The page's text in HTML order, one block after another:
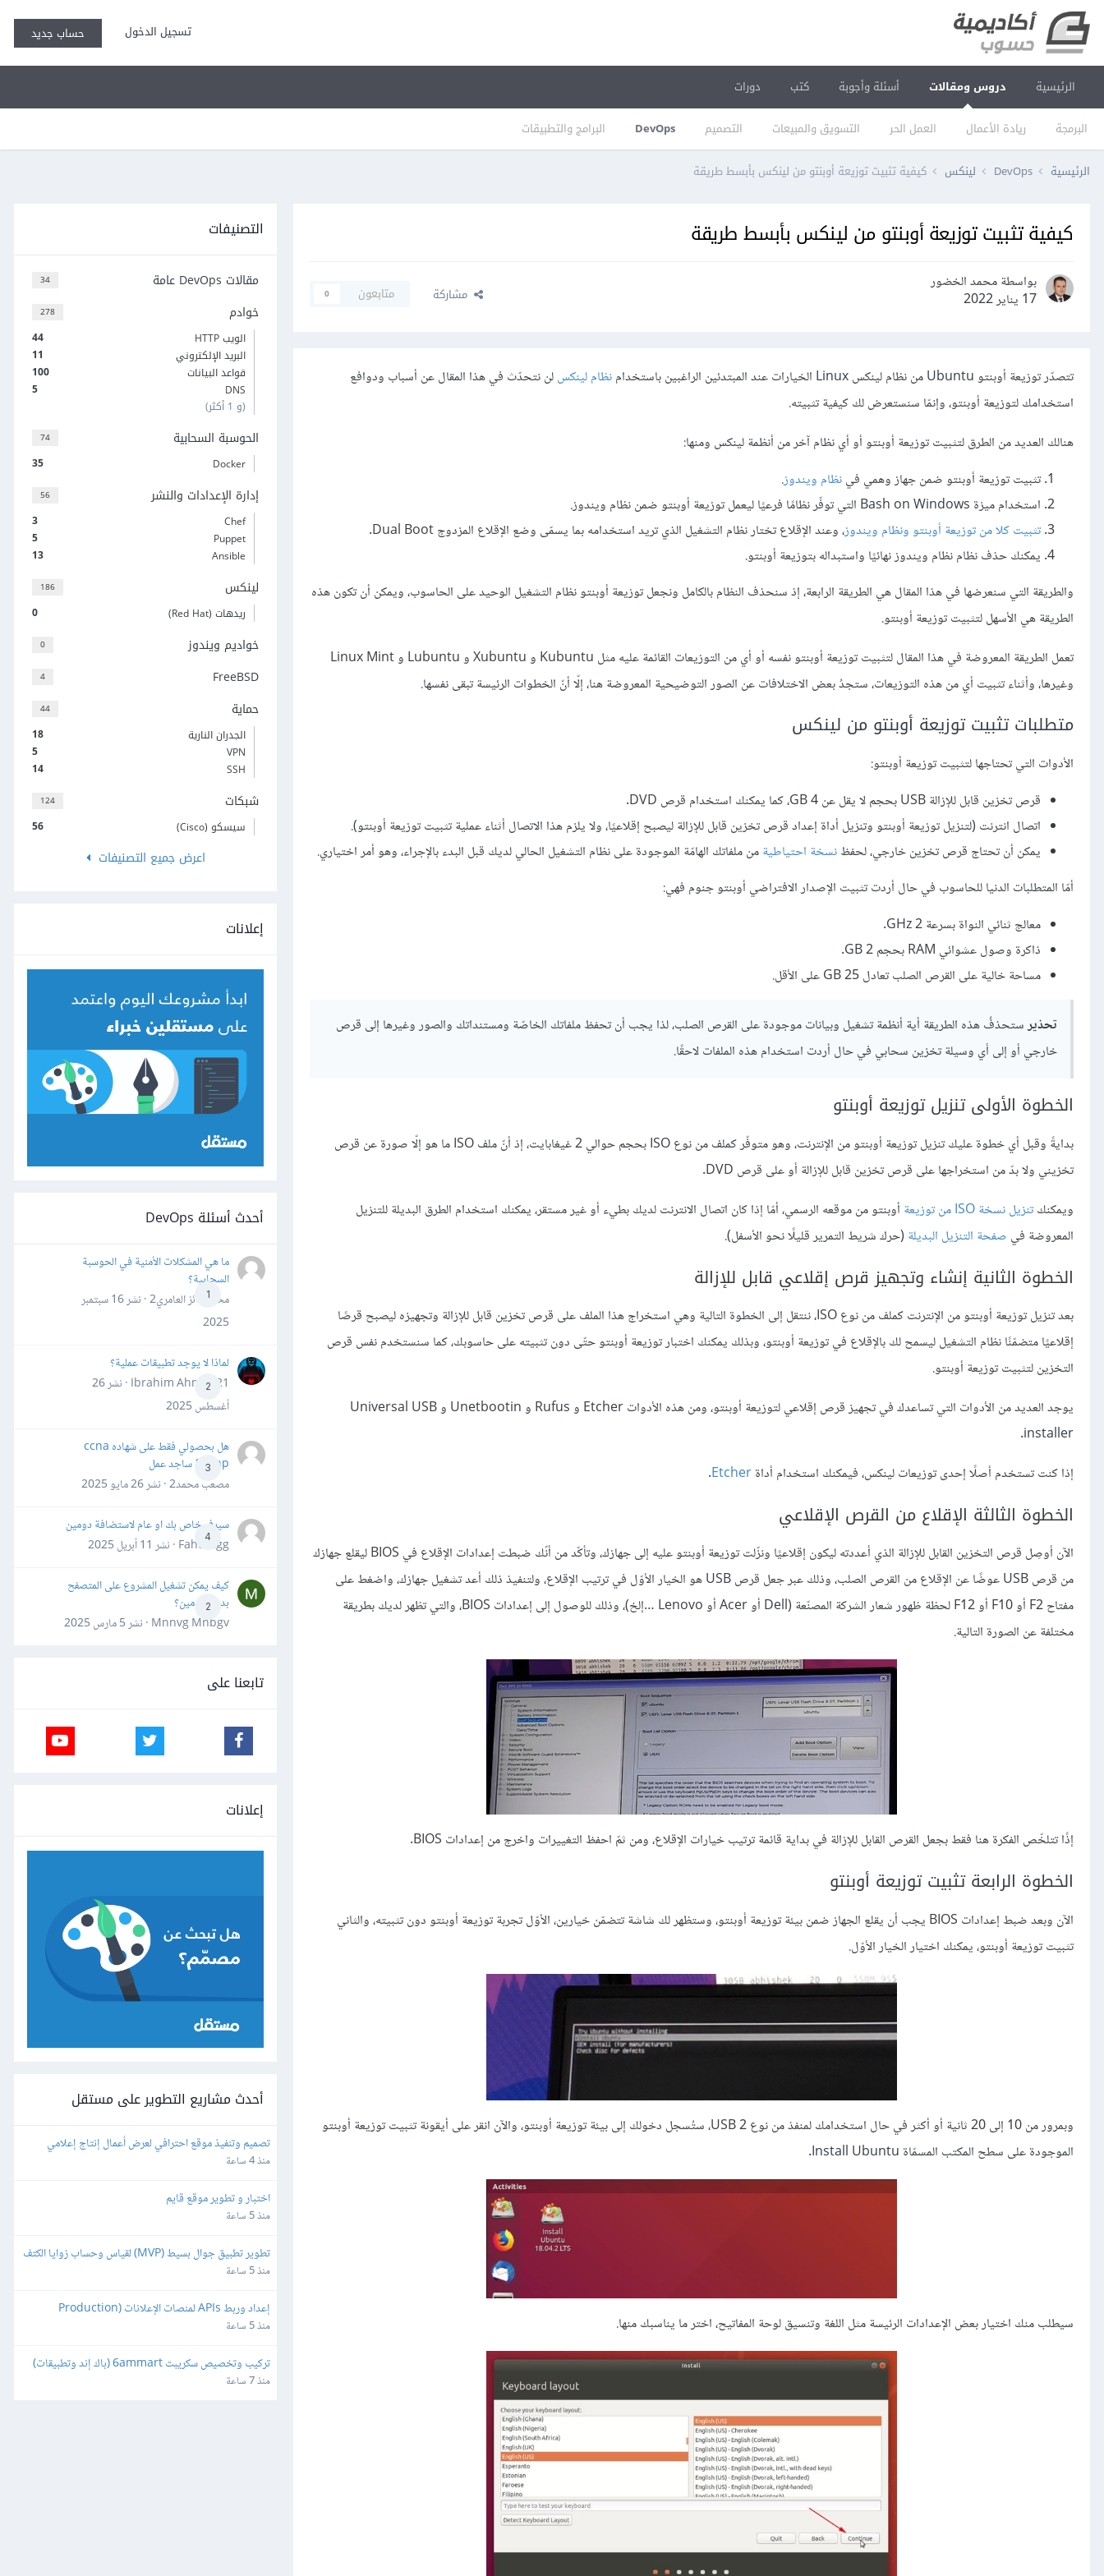
تسجيل الدخول حساب جديد
الرئيسية دروس ومقالات
البرمجة ريادة الأعمال العمل الحر التسويق والمبيعات التصميم DevOps البرامج والتطبيقات
أسئلة وأجوبة كتب دورات
الرئيسية DevOps لينكس كيفية تثبيت توزيعة أوبنتو من لينكس بأبسط طريقة
كيفية تثبيت توزيعة أوبنتو من لينكس بأبسط طريقة
بواسطة محمد الخضور
17 يناير 2022
مشاركة متابعون 0
تتصدّر توزيعة أوبنتو Ubuntu من نظام لينكس Linux الخيارات عند المبتدئين الراغبين باستخدام نظام لينكسلن نتحدّث في هذا المقال عن أسباب ودوافع
استخدامك لتوزيعة أوبنتو، وإنمّا سنستعرض لك كيفية تثبيته.
هنالك العديد من الطرق لتثبيت توزيعة أوبنتو أو أي نظام آخر من أنظمة لينكس ومنها:
تثبيت توزيعة أوبنتو ضمن جهاز وهمي فينظام ويندوز.
استخدام ميزة Bash on Windows التي توفّر نظامًا فرعيًا ليعمل توزيعة أوبنتو ضمن نظام ويندوز.
تثبيت كلا من توزيعة أوبنتو ونظام ويندوز، وعند الإقلاع تختار نظام التشغيل الذي تريد استخدامه بما يسمّى وضع الإقلاع المزدوج Dual Boot.
يمكنك حذف نظام نظام ويندوز نهائيًا واستبداله بتوزيعة أوبنتو.
والطريقة التي سنعرضها في هذا المقال هي الطريقة الرابعة، إذ سنحذف النظام بالكامل ونجعل توزيعة أوبنتو نظام التشغيل الوحيد على الحاسوب، ويمكن أن تكون هذه
الطريقة هي الأسهل لتثبيت توزيعة أوبنتو.
تعمل الطريقة المعروضة في هذا المقال لتثبيت توزيعة أوبنتو نفسه أو أي من التوزيعات القائمة عليه مثل Kubuntu و Xubuntu و Lubuntu و Linux Mint
وغيرها، وأثناء تثبيت أي من هذه التوزيعات، ستجدُ بعض الاختلافات عن الصور التوضيحية المعروضة هنا، إلّا أنّ الخطوات الرئيسة تبقى نفسها.
متطلبات تثبيت توزيعة أوبنتو من لينكس
الأدوات التي تحتاجها لتثبيت توزيعة أوبنتو:
قرص تخزين قابل للإزالة USB بحجم لا يقل عن 4 GB، كما يمكنك استخدام قرص DVD.
اتصال انترنت (لتنزيل توزيعة أوبنتو وتنزيل أداة إعداد قرص تخزين قابل للإزالة ليصبح إقلاعيًا، ولا يلزم هذا الاتصال أثناء عملية تثبيت توزيعة أوبنتو).
يمكن أن تحتاج قرص تخزين خارجي، لحفظنسخة احتياطيةمن ملفاتك الهامّة الموجودة على نظام التشغيل الحالي لديك قبل البدء بالإجراء، وهو أمر اختياري.
أمّا المتطلبات الدنيا للحاسوب في حال أردت تثبيت الإصدار الافتراضي أوبنتو جنوم فهي:
معالج ثنائي النواة بسرعة 2 GHz.
ذاكرة وصول عشوائي RAM بحجم 2 GB.
مساحة خالية على القرص الصلب تعادل 25 GB على الأقل.
تحذيرستحذفُ هذه الطريقة أية أنظمة تشغيل وبيانات موجودة على القرص الصلب، لذا يجب أن تحفظ ملفاتك الخاصّة ومستنداتك والصور وغيرها إلى قرص
خارجي أو إلى أي وسيلة تخزين سحابي في حال أردت استخدام هذه الملفات لاحقًا.
الخطوة الأولى تنزيل توزيعة أوبنتو
بدايةً وقبل أي خطوة عليك تنزيل توزيعة أوبنتو من الإنترنت، وهو متوفّر كملف من نوع ISO بحجم حوالي 2 غيغابايت، إذ أنّ ملف ISO ما هو إلّا صورة عن قرص
تخزيني ولا بدّ من استخراجها على قرص تخزين قابل للإزالة أو على قرص DVD.
ويمكنكتنزيل نسخة ISO من توزيعة
أوبنتو من موقعه الرسمي، أمّا إذا كان اتصال الانترنت لديك بطيء أو غير مستقر، يمكنك استخدام الطرق البديلة للتنزيل
المعروضة في صفحة التنزيل البديلة (حرك شريط التمرير قليلًا نحو الأسفل).
الخطوة الثانية إنشاء وتجهيز قرص إقلاعي قابل للإزالة
بعد تنزيل توزيعة أوبنتو من الإنترنت كملف من نوع ISO، ننتقل إلى الخطوة التالية وهي استخراج هذا الملف على قرص تخزين قابل للإزالة وتجهيزه ليصبح قرصًا
إقلاعيًا متضمّنًا نظام التشغيل ليسمح لك بالإقلاع في توزيعة أوبنتو، وبذلك يمكنك اختبار توزيعة أوبنتو حتّى دون تثبيته على حاسوبك، كما سنستخدم نفس قرص
التخزين لتثبيت توزيعة أوبنتو.
يوجد العديد من الأدوات التي تساعدك في تجهيز قرص إقلاعي لتوزيعة أوبنتو، ومن هذه الأدوات Etcher و Rufus و Unetbootin و Universal USB
installer.
إذا كنت تستخدم أصلًا إحدى توزيعات لينكس، فيمكنك استخدام أداةEtcher
.
الخطوة الثالثة الإقلاع من القرص الإقلاعي
الآن أوصِل قرص التخزين القابل للإزالة الذي أعددته ليكون إقلاعيًا ونزّلت توزيعة أوبنتو عليه إلى جهازك، وتأكّد من أنّك ضبطت إعدادات الإقلاع في BIOS ليقلع جهازك
من قرص USB عوضًا عن الإقلاع من القرص الصلب، وذلك عبر جعل قرص USB هو الخيار الأوّل في ترتيب الإقلاع، ولتنفيذ ذلك أعد تشغيل جهازك، واضغط على
مفتاح F2 أو F10 أو F12 لحظة ظهور شعار الشركة المصنّعة (Dell أو Acer أو Lenovo …إلخ)، وذلك للوصول إلى إعدادات BIOS، والتي تظهر لديك بطريقة
مختلفة عن الصورة التالية.
إذًا تتلخّص الفكرة هنا فقط بجعل القرص القابل للإزالة في بداية قائمة ترتيب خيارات الإقلاع، ومن ثمّ احفظ التغييرات واخرج من إعدادات BIOS.
الخطوة الرابعة تثبيت توزيعة أوبنتو
الآن وبعد ضبط إعدادات BIOS يجب أن يقلع الجهاز ضمن بيئة توزيعة أوبنتو، وستظهر لك شاشة تتضمّن خيارين، الأوّل تجربة توزيعة أوبنتو دون تثبيته، والثاني
تثبيت توزيعة أوبنتو، يمكنك اختيار الخيار الأوّل.
وبمرور من 10 إلى 20 ثانية أو أكثر في حال استخدامك لمنفذ من نوع USB 2، ستُسجل دخولك إلى بيئة توزيعة أوبنتو، والآن انقر على أيقونة تثبيت توزيعة أوبنتو
الموجودة على سطح المكتب المسمّاة Install Ubuntu.
سيطلب منك اختيار بعض الإعدادات الرئيسة مثل اللغة وتنسيق لوحة المفاتيح، اختر ما يناسبك منها.
التصنيفات
34 مقالات DevOps عامة
278 خوادم
44
الويب HTTP
11
البريد الإلكتروني
100
قواعد البيانات
5
DNS
(و 1 أكثر)
74 الحوسبة السحابية
35 Docker
56 إدارة الإعدادات والنشر
3
Chef
5
Puppet
13
Ansible
186 لينكس
0 ريدهات (Red Hat)
0 خواديم ويندوز
4 FreeBSD
44 حماية
18
الجدران النارية
5
VPN
14
SSH
124 شبكات
56 سيسكو (Cisco)
اعرض جميع التصنيفات
إعلانات
أحدث أسئلة DevOps
1
ما هي المشكلات الأمنية في الحوسبة
السحابية؟
محمد فائز العامري2 · نشر
16 سبتمبر
2025
2
لماذا لا يوجد تطبيقات عملية؟
Ibrahim Ahmed21 · نشر
26
أغسطس 2025
3
هل بحصولي فقط على شهاده ccna
&ccnp ساجد عمل
مصعب محمد2 · نشر
26 مايو 2025
4
سيرفر خاص بك او عام لاستضافة دومين
Fahd Ggg · نشر
11 أبريل 2025
2
كيف يمكن تشغيل المشروع على المتصفح
بدون دومين؟
Mnnvg Mnbgv · نشر
5 مارس 2025
تابعنا على
إعلانات
أحدث مشاريع التطوير على مستقل
تصميم وتنفيذ موقع احترافي لعرض أعمال إنتاج إعلامي
منذ 4 ساعة
اختبار و تطوير موقع قايم
منذ 5 ساعة
تطوير تطبيق جوال بسيط (MVP) لقياس وحساب زوايا الكتف
منذ 5 ساعة
Ready)
منذ 5 ساعة
ورفعه على السيرفر والمتجر
منذ 7 ساعة